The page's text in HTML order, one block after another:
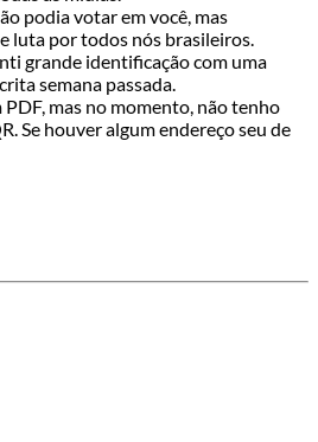
podia votar em você, mas
luta por todos nós brasileiros.
grande identificação com uma
semana passada.
mas no momento, não tenho
Se houver algum endereço seu de